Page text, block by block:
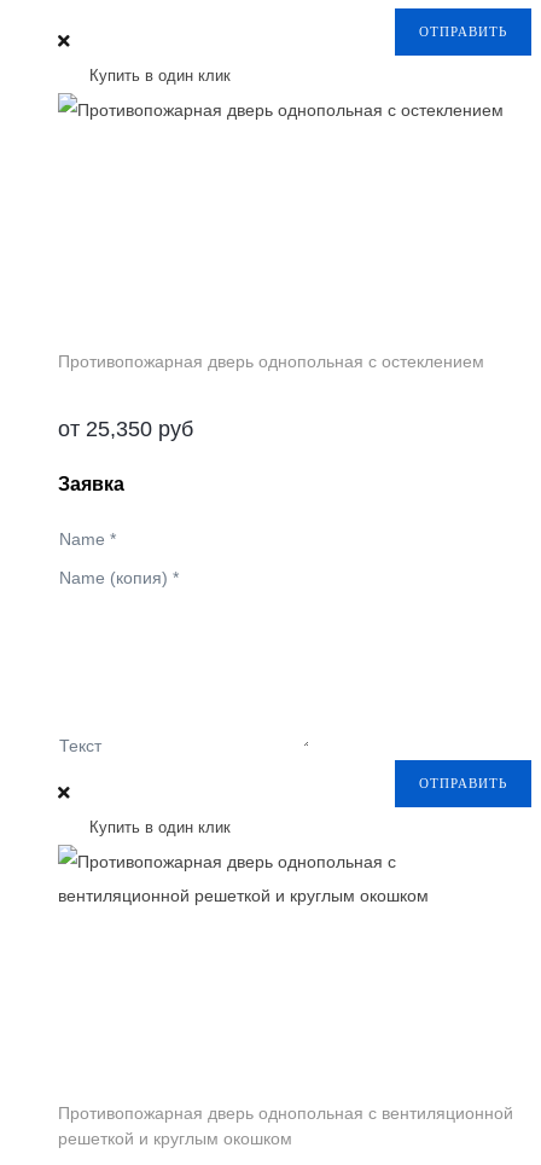
ОТПРАВИТЬ
Купить в один клик
Противопожарная дверь однопольная с остеклением
от 25,350 руб
Заявка
Name *
Name (копия) *
Текст
ОТПРАВИТЬ
Купить в один клик
Противопожарная дверь однопольная с вентиляционной
решеткой и круглым окошком